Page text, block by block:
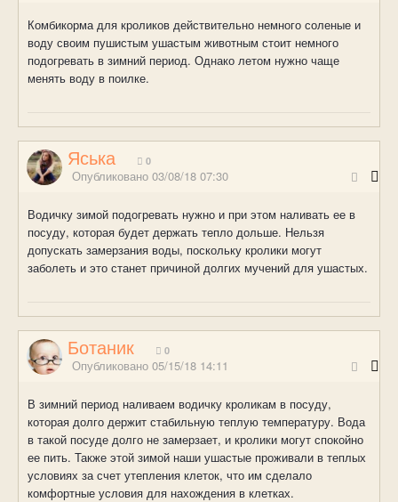
Комбикорма для кроликов действительно немного соленые и
воду своим пушистым ушастым животным стоит немного
подогревать в зимний период. Однако летом нужно чаще
менять воду в поилке.
Яська 0
Опубликовано 03/08/18 07:30
Водичку зимой подогревать нужно и при этом наливать ее в
посуду, которая будет держать тепло дольше. Нельзя
допускать замерзания воды, поскольку кролики могут
заболеть и это станет причиной долгих мучений для ушастых.
Ботаник 0
Опубликовано 05/15/18 14:11
В зимний период наливаем водичку кроликам в посуду,
которая долго держит стабильную теплую температуру. Вода
в такой посуде долго не замерзает, и кролики могут спокойно
ее пить. Также этой зимой наши ушастые проживали в теплых
условиях за счет утепления клеток, что им сделало
комфортные условия для нахождения в клетках.